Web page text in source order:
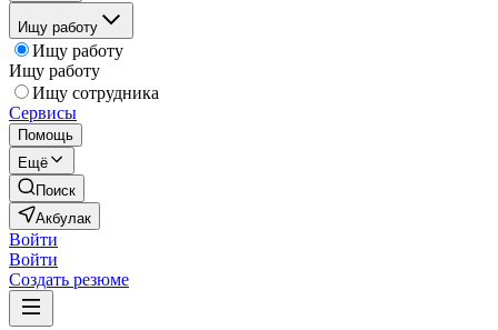
Ищу работу
Ищу работу
Ищу работу
Ищу сотрудника
Сервисы
Помощь
Ещё
Поиск
Акбулак
Войти
Войти
Создать резюме